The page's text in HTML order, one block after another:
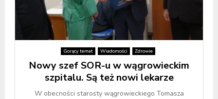
Gorący temat Wiadomości Zdrowie
Nowy szef SOR-u w wągrowieckim
szpitalu. Są też nowi lekarze
W obecności starosty wągrowieckiego Tomasza